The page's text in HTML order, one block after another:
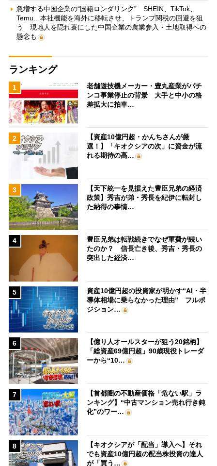
急増する中国企業の“国籍ロンダリング” SHEIN、TikTok、
Temu…本社機能を海外に移転させ、トランプ関税の回避を狙
う 現地人を隠れ蓑にした中国企業の農業参入・土地取得への
懸念も
ランキング
1
老舗遊技機メーカー・豊丸産業がパチ
ンコ事業停止の背景 大手と中小の格
差拡大に拍車…
2
【資産10億円超・かんちさんが厳
選！】「キオクシアの次」に資金が流
れる期待の高…
3
【天下統一を見据えた豊臣兄弟の経済
政策】秀吉が弟・秀長を紀伊に転封し
た納得の事情…
4
豊臣兄弟は転戦続きでなぜ軍費が続い
たのか？ 信長亡き後、秀吉・秀長の
突出した経済…
5
資産10億円超の投資家が明かす“AI・半
導体相場に乗らなかった理由” フルポ
ジション…
6
【億り人オールスターが狙う20銘柄】
「総資産69億円超」90歳現役トレーダ
ーから“10…
7
【首都圏の不動産価格「危ない駅」ラ
ンキング】“中古マンション売れ行き鈍
化”のワー…
8
【キオクシアが「配当」導入へ】それ
でも資産10億円超の配当株投資の達人
が「買う…